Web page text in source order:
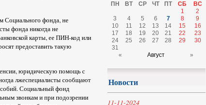
Социального фонда, не
фонда никогда не
карты, ее ПИН-код или
предоставить такую
юридическую помощь с
лжеспециалисты сообщают
Социальный фонд
звонкам и при подозрении
ПН ВТ СР ЧТ ПТ СБ
ВС
1
2
3
4 5 6 7 8
9
10
11 12 13 14 15
16
17
18 19 20 21 22
23
24
25 26 27 28 29
30
31
«
Август »
Новости
11-11-2024